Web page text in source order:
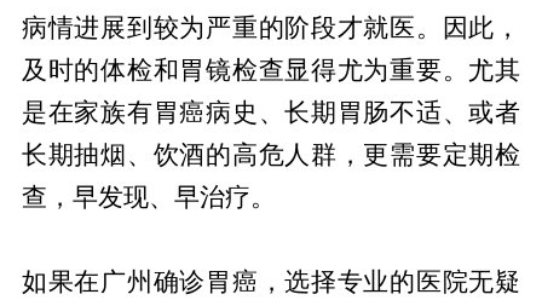
病情进展到较为严重的阶段才就医。因此，
及时的体检和胃镜检查显得尤为重要。尤其
是在家族有胃癌病史、长期胃肠不适、或者
长期抽烟、饮酒的高危人群，更需要定期检
查，早发现、早治疗。
如果在广州确诊胃癌，选择专业的医院无疑